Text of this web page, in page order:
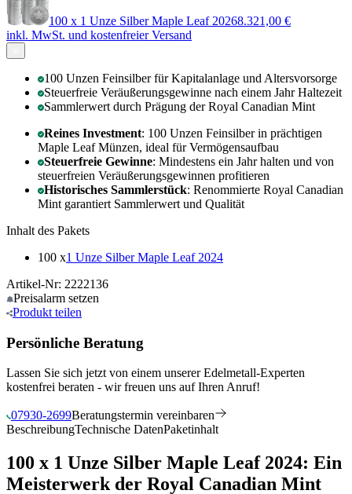
100 x 1 Unze Silber Maple Leaf 20268.321,00 €
inkl. MwSt. und kostenfreier Versand
100 Unzen Feinsilber für Kapitalanlage und Altersvorsorge
Steuerfreie Veräußerungsgewinne nach einem Jahr Haltezeit
Sammlerwert durch Prägung der Royal Canadian Mint
Reines Investment: 100 Unzen Feinsilber in prächtigen
Maple Leaf Münzen, ideal für Vermögensaufbau
Steuerfreie Gewinne: Mindestens ein Jahr halten und von
steuerfreien Veräußerungsgewinnen profitieren
Historisches Sammlerstück: Renommierte Royal Canadian
Mint garantiert Sammlerwert und Qualität
Inhalt des Pakets
100 x1 Unze Silber Maple Leaf 2024
Artikel-Nr: 2222136
Preisalarm setzen
Produkt teilen
Persönliche Beratung
Lassen Sie sich jetzt von einem unserer Edelmetall-Experten
kostenfrei beraten - wir freuen uns auf Ihren Anruf!
07930-2699Beratungstermin vereinbaren
BeschreibungTechnische DatenPaketinhalt
100 x 1 Unze Silber Maple Leaf 2024: Ein
Meisterwerk der Royal Canadian Mint